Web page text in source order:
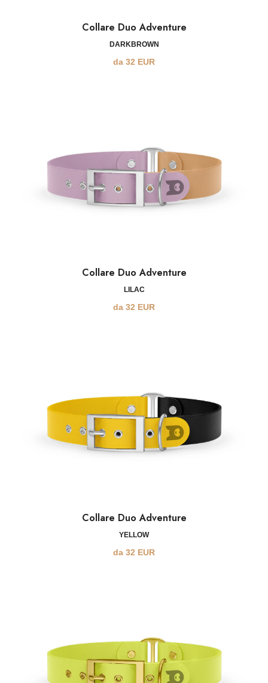
Collare Duo Adventure
DARKBROWN
da 32 EUR
Collare Duo Adventure
LILAC
da 32 EUR
Collare Duo Adventure
YELLOW
da 32 EUR